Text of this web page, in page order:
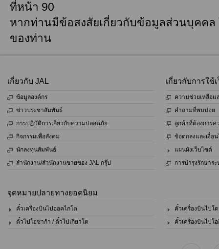
ที่หน้า 90
หากท่านมีข้อสงสัยเกี่ยวกับข้อมูลส่วนบุคค
ของท่าน
เกี่ยวกับ JAL
ข้อมูลองค์กร
ข่าวประชาสัมพันธ์
การปฏิบัติการเกี่ยวกับความปลอดภัย
กิจกรรมเพื่อสังคม
นักลงทุนสัมพันธ์
สำนักงาน/สำนักงานขายของ JAL กรุ๊ป
เกี่ยวกับการใช้
ความช่วยเหลือแ
คำถามที่พบบ่อย
ลูกค้าที่ต้องการค
ข้อตกลงและเงื่อ
แผนผังเว็บไซต์
การบำรุงรักษาร
จุดหมายปลายทางยอดนิยม
คั๋วเครื่องบินไปฮอคไกโด
ตั๋วไปโอซาก้า / ตั๋วไปเกียวโต
คั๋วเครื่องบินไปโต
คั๋วเครื่องบินไปโ